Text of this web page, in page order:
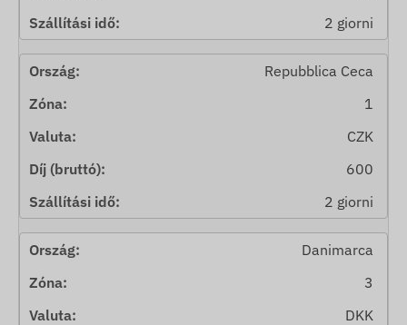
2 giorni
Repubblica Ceca
1
CZK
600
2 giorni
Danimarca
3
DKK